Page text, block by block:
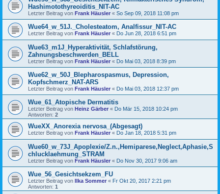
Hashimotothyreoiditis_NIT-AC
Letzter Beitrag von Frank Häusler « So Sep 09, 2018 11:08 pm
Wue64_w_51J._Cholesteatom, Analfissur_NIT-AC
Letzter Beitrag von Frank Häusler « Do Jun 28, 2018 6:51 pm
Wue63_m1J_Hyperaktivität, Schlafstörung,
Zahnungsbeschwerden_BELL
Letzter Beitrag von Frank Häusler « Do Mai 03, 2018 8:39 pm
Wue62_w_50J_Blepharospasmus, Depression,
Kopfschmerz_NAT-ARS
Letzter Beitrag von Frank Häusler « Do Mai 03, 2018 12:37 pm
Wue_61_Atopische Dermatitis
Letzter Beitrag von Heinz Gärber « Do Mär 15, 2018 10:24 pm
Antworten: 2
WueXX_Anorexia nervosa_(Abgesagt)
Letzter Beitrag von Frank Häusler « Do Jan 18, 2018 5:31 pm
Wue60_w_73J_Apoplexie/Z.n.,Hemiparese,Neglect,Aphasie,S
chlucklaehmung_STRAM
Letzter Beitrag von Frank Häusler « Do Nov 30, 2017 9:06 am
Wue_56_Gesichtsekzem_FU
Letzter Beitrag von Ilka Sommer « Fr Okt 20, 2017 2:21 pm
Antworten: 1